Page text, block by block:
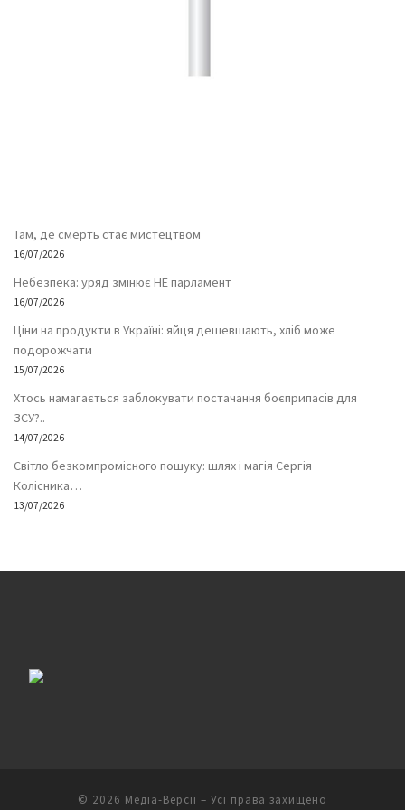
Там, де смерть стає мистецтвом
16/07/2026
Небезпека: уряд змінює НЕ парламент
16/07/2026
Ціни на продукти в Україні: яйця дешевшають, хліб може
подорожчати
15/07/2026
Хтось намагається заблокувати постачання боєприпасів для
ЗСУ?..
14/07/2026
Світло безкомпромісного пошуку: шлях і магія Сергія
Колісника…
13/07/2026
© 2026 Медіа-Версії – Усі права захищено